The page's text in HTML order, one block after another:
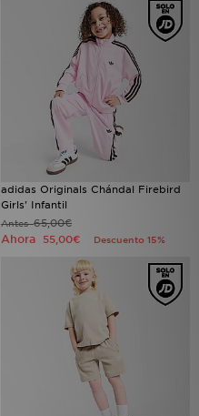
adidas Originals Chándal Firebird
Girls' Infantil
Antes65,00€
Ahora 55,00€ Descuento 15%